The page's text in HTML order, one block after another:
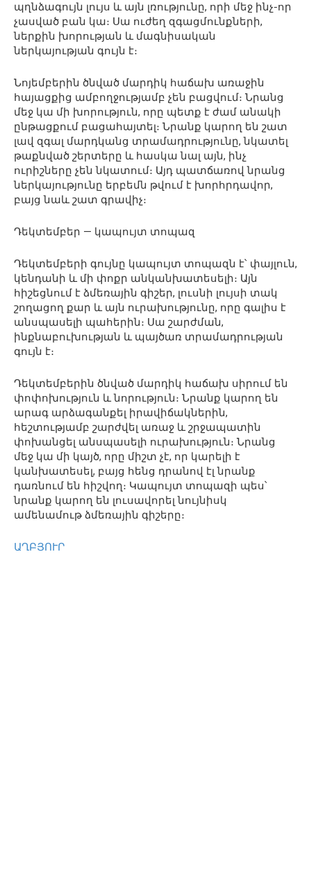
պղնձագույն լույս և այն լռությունը, որի մեջ ինչ-որ
չասված բան կա։ Սա ուժեղ զգացմունքների,
ներքին խորության և մագնիսական
ներկայության գույն է։
Նոյեմբերին ծնված մարդիկ հաճախ առաջին
հայացքից ամբողջությամբ չեն բացվում։ Նրանց
մեջ կա մի խորություն, որը պետք է ժամ անակի
ընթացքում բացահայտել։ Նրանք կարող են շատ
լավ զգալ մարդկանց տրամադրությունը, նկատել
թաքնված շերտերը և հասկա նալ այն, ինչ
ուրիշները չեն նկատում։ Այդ պատճառով նրանց
ներկայությունը երբեմն թվում է խորհրդավոր,
բայց նաև շատ գրավիչ։
Դեկտեմբեր — կապույտ տոպազ
Դեկտեմբերի գույնը կապույտ տոպազն է՝ փայլուն,
կենդանի և մի փոքր անկանխատեսելի։ Այն
հիշեցնում է ձմեռային գիշեր, լուսնի լույսի տակ
շողացող քար և այն ուրախությունը, որը գալիս է
անսպասելի պահերին։ Սա շարժման,
ինքնաբուխության և պայծառ տրամադրության
գույն է։
Դեկտեմբերին ծնված մարդիկ հաճախ սիրում են
փոփոխություն և նորություն։ Նրանք կարող են
արագ արձագանքել իրավիճակներին,
հեշտությամբ շարժվել առաջ և շրջապատին
փոխանցել անսպասելի ուրախություն։ Նրանց
մեջ կա մի կայծ, որը միշտ չէ, որ կարելի է
կանխատեսել, բայց հենց դրանով էլ նրանք
դառնում են հիշվող։ Կապույտ տոպազի պես՝
նրանք կարող են լուսավորել նույնիսկ
ամենամութ ձմեռային գիշերը։
ԱՂԲՅՈՒՐ